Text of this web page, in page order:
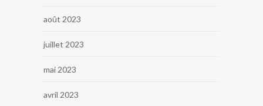
août 2023
juillet 2023
mai 2023
avril 2023